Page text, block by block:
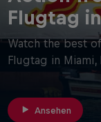
Flugtag
Watch the best
Flugtag in Miami,
Ansehen